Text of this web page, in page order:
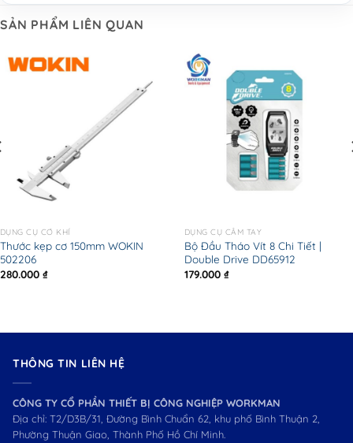
SẢN PHẨM LIÊN QUAN
DỤNG CỤ CƠ KHÍ
Thước kẹp cơ 150mm WOKIN
502206
280.000 ₫
DỤNG CỤ CẦM TAY
Bộ Đầu Tháo Vít 8 Chi Tiết |
Double Drive DD65912
179.000 ₫
THÔNG TIN LIÊN HỆ
CÔNG TY CỔ PHẦN THIẾT BỊ CÔNG NGHIỆP WORKMAN
Địa chỉ: T2/D3B/31, Đường Bình Chuẩn 62, khu phố Bình Thuận 2,
Phường Thuận Giao, Thành Phố Hồ Chí Minh.